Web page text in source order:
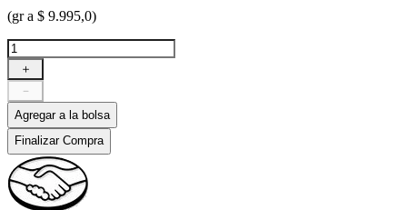
(gr a $ 9.995,0)
＋
－
Agregar a la bolsa
Finalizar Compra